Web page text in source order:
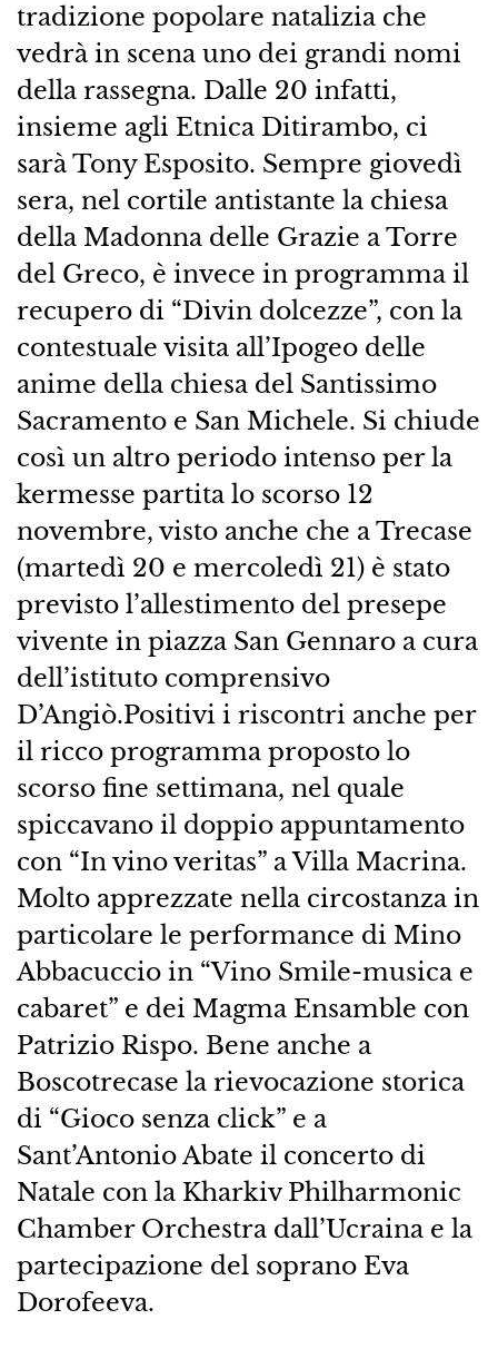
tradizione popolare natalizia che
vedrà in scena uno dei grandi nomi
della rassegna. Dalle 20 infatti,
insieme agli Etnica Ditirambo, ci
sarà Tony Esposito. Sempre giovedì
sera, nel cortile antistante la chiesa
della Madonna delle Grazie a Torre
del Greco, è invece in programma il
recupero di “Divin dolcezze”, con la
contestuale visita all’Ipogeo delle
anime della chiesa del Santissimo
Sacramento e San Michele. Si chiude
così un altro periodo intenso per la
kermesse partita lo scorso 12
novembre, visto anche che a Trecase
(martedì 20 e mercoledì 21) è stato
previsto l’allestimento del presepe
vivente in piazza San Gennaro a cura
dell’istituto comprensivo
D’Angiò.Positivi i riscontri anche per
il ricco programma proposto lo
scorso fine settimana, nel quale
spiccavano il doppio appuntamento
con “In vino veritas” a Villa Macrina.
Molto apprezzate nella circostanza in
particolare le performance di Mino
Abbacuccio in “Vino Smile-musica e
cabaret” e dei Magma Ensamble con
Patrizio Rispo. Bene anche a
Boscotrecase la rievocazione storica
di “Gioco senza click” e a
Sant’Antonio Abate il concerto di
Natale con la Kharkiv Philharmonic
Chamber Orchestra dall’Ucraina e la
partecipazione del soprano Eva
Dorofeeva.